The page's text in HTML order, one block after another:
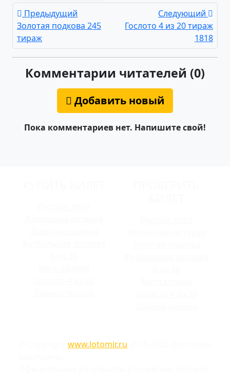
Предыдущий
Золотая подкова 245
тираж
Следующий
Гослото 4 из 20 тираж
1818
Комментарии читателей (0)
Добавить новый
Пока комментариев нет. Напишите свой!
www.lotomir.ru